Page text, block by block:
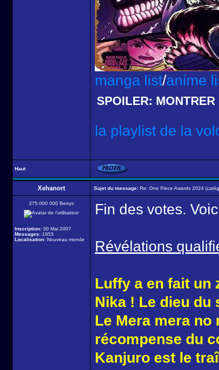
manga list/anime
SPOILER: MONTRER
la playlist de la
Haut
Xehanort Sujet du message: Re: One Piece Awards 2024
375 000 000 Berrys
Inscription: 30 Mai 2007
Messages: 1953
Localisation: Nouveau monde
Fin des votes.
Révélations
Luffy a en fait un
Nika ! Le dieu du
Le Mera mera no
récompense du
Kanjuro est le